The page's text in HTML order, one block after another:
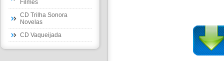
Filmes
CD Trilha Sonora
Novelas
CD Vaqueijada